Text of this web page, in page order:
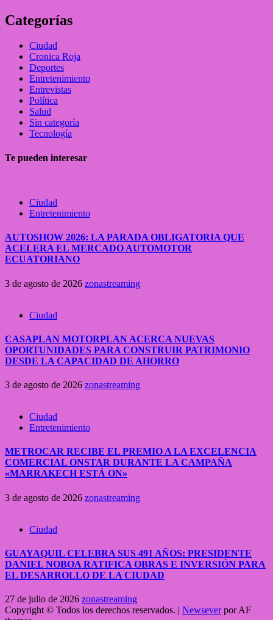
Categorías
Ciudad
Cronica Roja
Deportes
Entretenimiento
Entrevistas
Política
Salud
Sin categoría
Tecnología
Te pueden interesar
Ciudad
Entretenimiento
AUTOSHOW 2026: LA PARADA OBLIGATORIA QUE
ACELERA EL MERCADO AUTOMOTOR
ECUATORIANO
3 de agosto de 2026 zonastreaming
Ciudad
CASAPLAN MOTORPLAN ACERCA NUEVAS
OPORTUNIDADES PARA CONSTRUIR PATRIMONIO
DESDE LA CAPACIDAD DE AHORRO
3 de agosto de 2026 zonastreaming
Ciudad
Entretenimiento
METROCAR RECIBE EL PREMIO A LA EXCELENCIA
COMERCIAL ONSTAR DURANTE LA CAMPAÑA
«MARRAKECH ESTÁ ON»
3 de agosto de 2026 zonastreaming
Ciudad
GUAYAQUIL CELEBRA SUS 491 AÑOS: PRESIDENTE
DANIEL NOBOA RATIFICA OBRAS E INVERSIÓN PARA
EL DESARROLLO DE LA CIUDAD
27 de julio de 2026 zonastreaming
Copyright © Todos los derechos reservados. | Newseverpor AF